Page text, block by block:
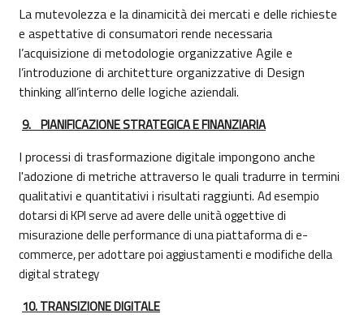
La mutevolezza e la dinamicità dei mercati e delle richieste
e aspettative di consumatori rende necessaria
l’acquisizione di metodologie organizzative Agile e
l’introduzione di architetture organizzative di Design
thinking all’interno delle logiche aziendali.
9. PIANIFICAZIONE STRATEGICA E FINANZIARIA
I processi di trasformazione digitale impongono anche
l'adozione di metriche attraverso le quali tradurre in termini
qualitativi e quantitativi i risultati raggiunti. Ad esempio
dotarsi di KPI serve ad avere delle unità oggettive di
misurazione delle performance di una piattaforma di e-
commerce, per adottare poi aggiustamenti e modifiche della
digital strategy
10.TRANSIZIONE DIGITALE